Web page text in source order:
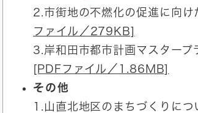
2.市街地の不燃化の促進に向け
ファイル／279KB]
3.岸和田市都市計画マスタープ
[PDFファイル／1.86MB]
その他
1.山直北地区のまちづくりにつ